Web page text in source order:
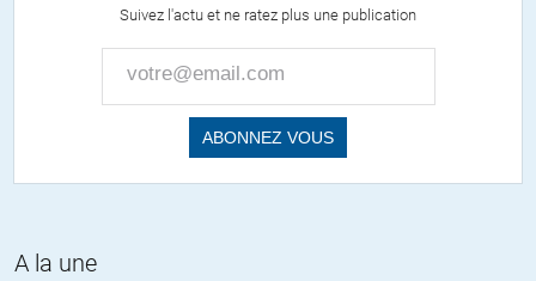
collective sur l’Allemagne, celà mérite d’être signalé.
Ceci dit, cette politique de dumping salarial mené par l’Allemagne
trouvera bientôt fin avec l’inévitable monétisation des dettes
soutenable par le peuple le gel des salaires depuis des années.
Suivez l'actu et ne ratez plus une publication
A la une